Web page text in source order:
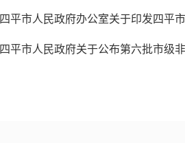
四平市人民政府关于公布第六批市级